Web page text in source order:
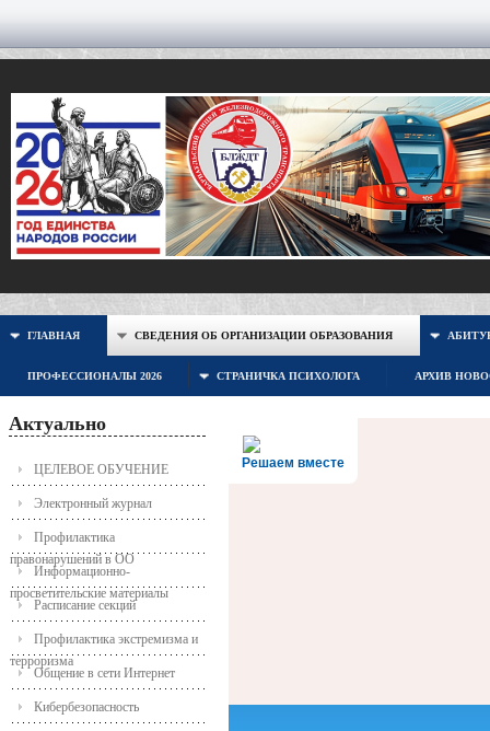
ГЛАВНАЯ СВЕДЕНИЯ ОБ ОРГАНИЗАЦИИ ОБРАЗОВАНИЯ
ПРОФЕССИОНАЛЫ 2026 СТРАНИЧКА ПСИХОЛОГА АРХИВ
Актуально
ЦЕЛЕВОЕ ОБУЧЕНИЕ
Электронный журнал
Профилактика
правонарушений в ОО
Информационно-
просветительские материалы
Расписание секций
Профилактика экстремизма и
терроризма
Общение в сети Интернет
Кибербезопасность
Решаем вместе